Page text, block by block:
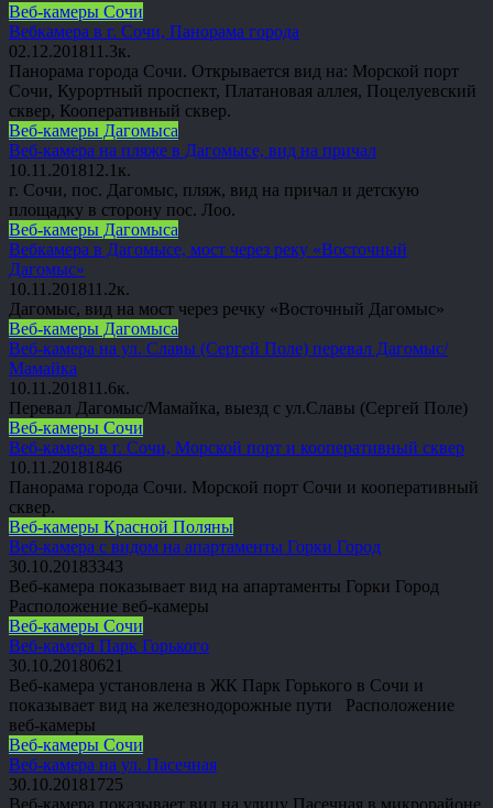
Веб-камеры Сочи
Вебкамера в г. Сочи, Панорама города
02.12.20181 1.3к.
Панорама города Сочи. Открывается вид на: Морской порт
Сочи, Курортный проспект, Платановая аллея, Поцелуевский
сквер, Кооперативный сквер.
Веб-камеры Дагомыса
Веб-камера на пляже в Дагомысе, вид на причал
10.11.20181 2.1к.
г. Сочи, пос. Дагомыс, пляж, вид на причал и детскую
площадку в сторону пос. Лоо.
Веб-камеры Дагомыса
Вебкамера в Дагомысе, мост через реку «Восточный
Дагомыс»
10.11.20181 1.2к.
Дагомыс, вид на мост через речку «Восточный Дагомыс»
Веб-камеры Дагомыса
Веб-камера на ул. Славы (Сергей Поле) перевал Дагомыс/
Мамайка
10.11.20181 1.6к.
Перевал Дагомыс/Мамайка, выезд с ул.Славы (Сергей Поле)
Веб-камеры Сочи
Веб-камера в г. Сочи, Морской порт и кооперативный сквер
10.11.20181 846
Панорама города Сочи. Морской порт Сочи и кооперативный
сквер.
Веб-камеры Красной Поляны
Веб-камера с видом на апартаменты Горки Город
30.10.20183343
Веб-камера показывает вид на апартаменты Горки Город
Расположение веб-камеры
Веб-камеры Сочи
Веб-камера Парк Горького
30.10.20180621
Веб-камера установлена в ЖК Парк Горького в Сочи и
показывает вид на железнодорожные пути Расположение
веб-камеры
Веб-камеры Сочи
Веб-камера на ул. Пасечная
30.10.20181 725
Веб-камера показывает вид на улицу Пасечная в микрорайоне